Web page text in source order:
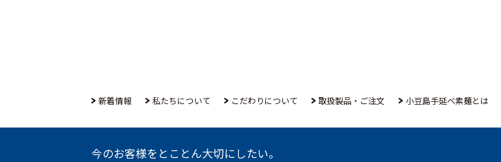
新着情報 私たちについて こだわりについて 取扱製品・ご注文 小豆島手延べ素麺とは
今のお客様をとことん大切にしたい。